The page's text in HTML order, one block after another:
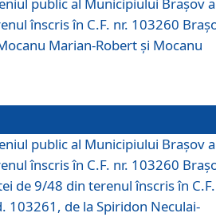
public al Municipiului Braşov a
înscris în C.F. nr. 103260
Marian-Robert și Mocanu
public al Municipiului Braşov a
înscris în C.F. nr. 103260
de 9/48 din terenul înscris în
103261, de la Spiridon Neculai-